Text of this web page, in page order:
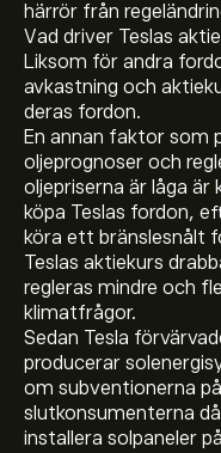
härrör från
Vad driver Teslas
Liksom för andra
avkastning och
deras fordon.
En annan faktor som
oljeprognoser och
oljepriserna är låga
köpa Teslas fordon,
köra ett bränslesnålt
Teslas aktiekurs
regleras mindre och
klimatfrågor.
Sedan Tesla
producerar
om subventionerna
slutkonsumenterna
installera solpaneler